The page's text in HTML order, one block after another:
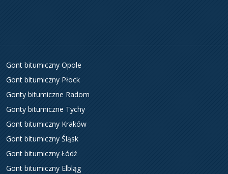
Gont bitumiczny Opole
Gont bitumiczny Płock
Gonty bitumiczne Radom
Gonty bitumiczne Tychy
Gont bitumiczny Kraków
Gont bitumiczny Śląsk
Gont bitumiczny Łódź
Gont bitumiczny Elbląg